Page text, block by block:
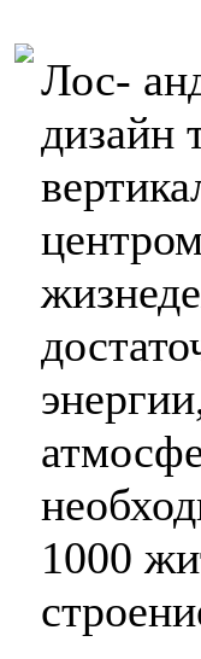
Лос-
дизайн
1000